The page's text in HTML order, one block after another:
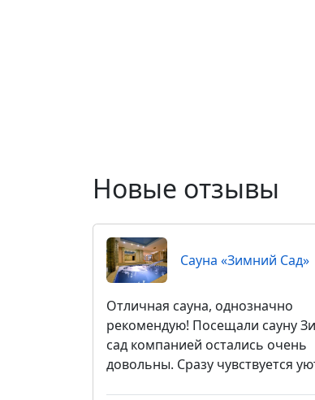
Новые отзывы
Сауна «Зимний Сад»
Отличная сауна, однозначно
рекомендую! Посещали сауну
сад компанией остались очень
довольны. Сразу чувствуется